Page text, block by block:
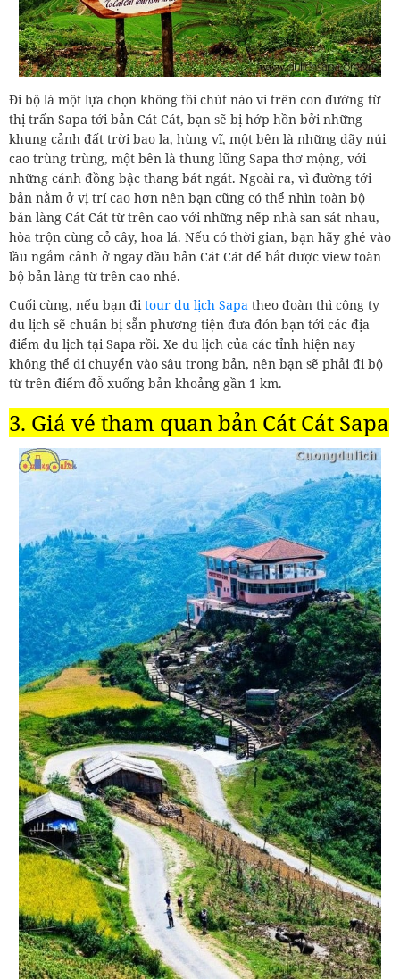
Đi bộ là một lựa chọn không tồi chút nào vì trên con đường từ
thị trấn Sapa tới bản Cát Cát, bạn sẽ bị hớp hồn bởi những
khung cảnh đất trời bao la, hùng vĩ, một bên là những dãy núi
cao trùng trùng, một bên là thung lũng Sapa thơ mộng, với
những cánh đồng bậc thang bát ngát. Ngoài ra, vì đường tới
bản nằm ở vị trí cao hơn nên bạn cũng có thể nhìn toàn bộ
bản làng Cát Cát từ trên cao với những nếp nhà san sát nhau,
hòa trộn cùng cỏ cây, hoa lá. Nếu có thời gian, bạn hãy ghé vào
lầu ngắm cảnh ở ngay đầu bản Cát Cát để bắt được view toàn
bộ bản làng từ trên cao nhé.
Cuối cùng, nếu bạn đitour du lịch Sapa theo đoàn thì công ty
du lịch sẽ chuẩn bị sẵn phương tiện đưa đón bạn tới các địa
điểm du lịch tại Sapa rồi. Xe du lịch của các tỉnh hiện nay
không thể di chuyển vào sâu trong bản, nên bạn sẽ phải đi bộ
từ trên điểm đỗ xuống bản khoảng gần 1 km.
3. Giá vé tham quan bản Cát Cát Sapa